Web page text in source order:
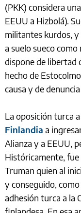
(PKK) considera
EEUU a Hizbolá).
militantes kurdos,
a suelo sueco
dispone de libertad
hecho de
causa y de
La oposición turca
Finlandia a
Alianza y a EEUU,
Históricamente,
Truman quien al
y conseguido,
adhesión turca a la